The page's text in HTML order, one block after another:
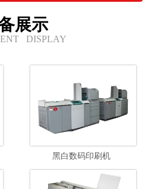
展示
DISPLAY
黑白数码印刷机